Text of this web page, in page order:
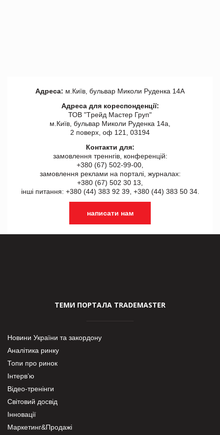
Адреса: м.Київ, бульвар Миколи Руденка 14А
Адреса для кореспонденції:
ТОВ "Tрейд Мастер Груп"
м.Київ, бульвар Миколи Руденка 14а,
2 поверх, оф 121, 03194
Контакти для:
замовлення треннгів, конференцій:
+380 (67) 502-99-00,
замовлення реклами на порталі, журналах:
+380 (67) 502 30 13,
інші питання: +380 (44) 383 92 39, +380 (44) 383 50 34.
написати нам
ТЕМИ ПОРТАЛА TRADEMASTER
Новини України та закордону
Аналітика ринку
Топи про ринок
Інтерв’ю
Відео-тренінги
Світовий досвід
Інновації
Маркетинг&Продажі